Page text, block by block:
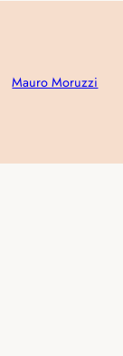
Mauro Moruzzi